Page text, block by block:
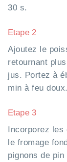
30 s.
Etape 2
Ajoutez le
retournant
jus. Portez à
min à feu doux.
Etape 3
Incorporez
le fromage
pignons de